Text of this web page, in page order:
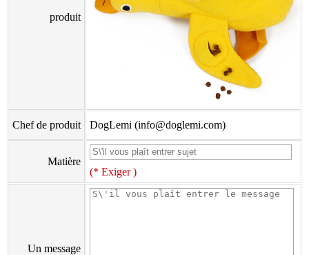
produit
Chef de produit DogLemi (info@doglemi.com)
Matière
(* Exiger )
Un message